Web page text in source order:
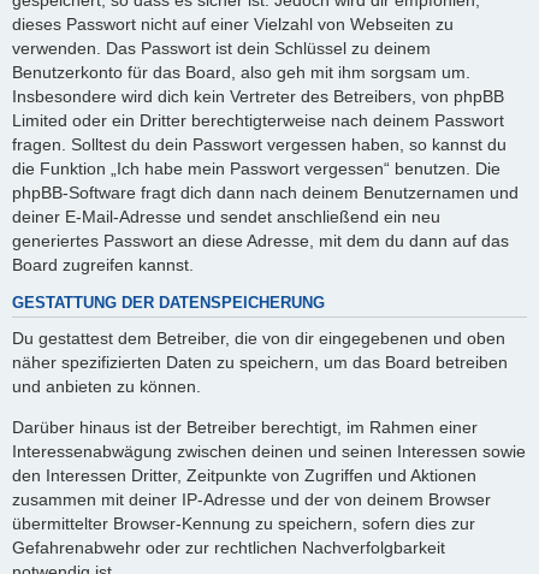
dieses Passwort nicht auf einer Vielzahl von Webseiten zu
verwenden. Das Passwort ist dein Schlüssel zu deinem
Benutzerkonto für das Board, also geh mit ihm sorgsam um.
Insbesondere wird dich kein Vertreter des Betreibers, von phpBB
Limited oder ein Dritter berechtigterweise nach deinem Passwort
fragen. Solltest du dein Passwort vergessen haben, so kannst du
die Funktion „Ich habe mein Passwort vergessen“ benutzen. Die
phpBB-Software fragt dich dann nach deinem Benutzernamen und
deiner E-Mail-Adresse und sendet anschließend ein neu
generiertes Passwort an diese Adresse, mit dem du dann auf das
Board zugreifen kannst.
GESTATTUNG DER DATENSPEICHERUNG
Du gestattest dem Betreiber, die von dir eingegebenen und oben
näher spezifizierten Daten zu speichern, um das Board betreiben
und anbieten zu können.
Darüber hinaus ist der Betreiber berechtigt, im Rahmen einer
Interessenabwägung zwischen deinen und seinen Interessen sowie
den Interessen Dritter, Zeitpunkte von Zugriffen und Aktionen
zusammen mit deiner IP-Adresse und der von deinem Browser
übermittelter Browser-Kennung zu speichern, sofern dies zur
Gefahrenabwehr oder zur rechtlichen Nachverfolgbarkeit